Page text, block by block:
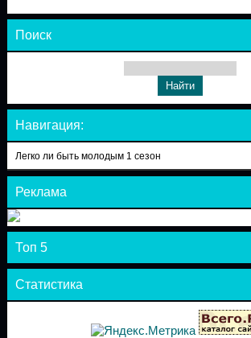
Поиск
Навигация:
Легко ли быть молодым 1 сезон
Реклама
Топ 5
Статистика